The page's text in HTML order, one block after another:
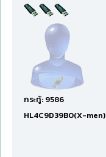
กระทู้: 9586
HL4C9D39B0(X-men)